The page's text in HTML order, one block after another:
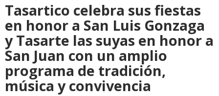
Tasartico celebra sus fiestas
en honor a San Luis Gonzaga
y Tasarte las suyas en honor a
San Juan con un amplio
programa de tradición,
música y convivencia